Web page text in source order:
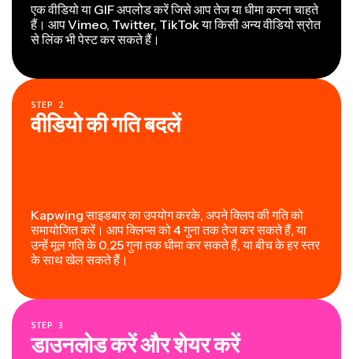
एक वीडियो या GIF अपलोड करें जिसे आप तेज या धीमा करना चाहते
हैं। आप Vimeo, Twitter, TikTok या किसी अन्य वीडियो स्रोत
से लिंक भी पेस्ट कर सकते हैं।
STEP 2
वीडियो की गति बदलें
Kapwing साइडबार का उपयोग करके, अपने क्लिप की गति को
समायोजित करें। आप क्लिप्स को 4 गुना तक तेज कर सकते हैं, या
उन्हें मूल गति के 0.25 गुना तक धीमा कर सकते हैं, या बीच के हर स्तर
के साथ खेल सकते हैं।
STEP 3
डाउनलोड करें और शेयर करें